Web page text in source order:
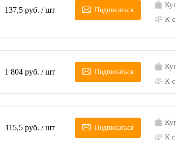
137,5 руб. / шт Подписаться
К
1 804 руб. / шт Подписаться
К
115,5 руб. / шт Подписаться
К